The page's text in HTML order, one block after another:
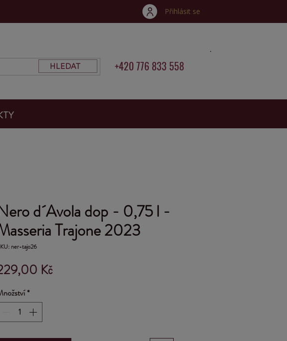
Přihlásit se
HLEDAT +420 776 833 558
d´Avola dop - 0,75 l -
Trajone 2023
ner-tajo26
KčCena
*